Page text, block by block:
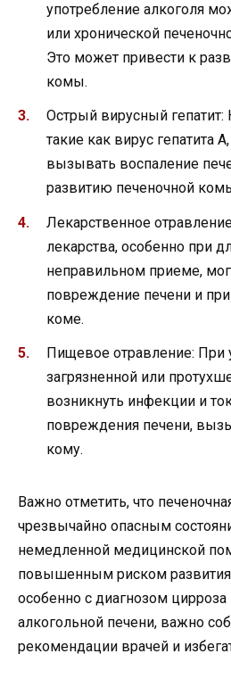
употребление алкоголя
или хронической
Это может привести к
комы.
Острый вирусный
такие как вирус гепатита
вызывать воспаление
развитию печеночной
Лекарственное
лекарства, особенно при
неправильном приеме,
повреждение печени и
коме.
Пищевое отравление: При
загрязненной или
возникнуть инфекции и
повреждения печени,
кому.
Важно отметить, что
чрезвычайно опасным
немедленной медицинской
повышенным риском
особенно с диагнозом цирроза
алкогольной печени, важно
рекомендации врачей и